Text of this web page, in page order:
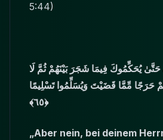
5:44)
حَتَّىٰ يُحَكِّمُوكَ فِيمَا شَجَرَ بَيْنَهُمْ ثُمَّ لَا
حَرَجًا مِّمَّا قَضَيْتَ وَيُسَلِّمُوا تَسْلِيمًا
﴿٦٥﴾
„Aber nein, bei deinem